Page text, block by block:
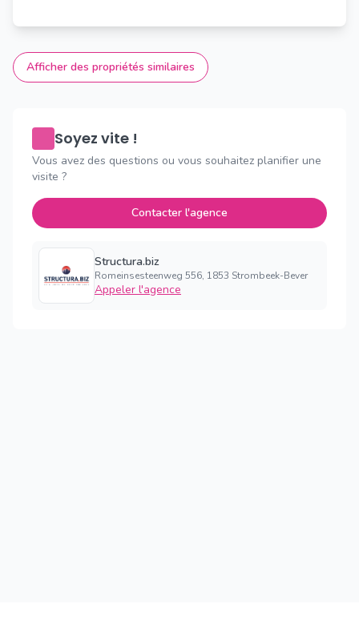
Afficher des propriétés similaires
Soyez vite !
Vous avez des questions ou vous souhaitez planifier une
visite ?
Contacter l'agence
Structura.biz
Romeinsesteenweg 556, 1853 Strombeek-Bever
Appeler l'agence